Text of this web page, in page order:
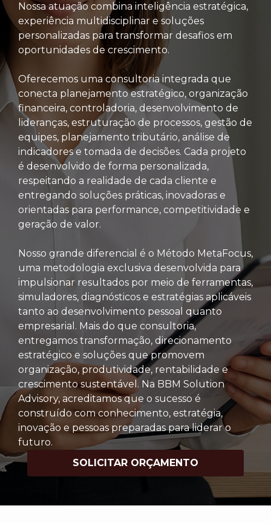
Nossa atuação combina inteligência estratégica,
experiência multidisciplinar e soluções
personalizadas para transformar desafios em
oportunidades de crescimento.
Oferecemos uma consultoria integrada que
conecta planejamento estratégico, organização
financeira, controladoria, desenvolvimento de
lideranças, estruturação de processos, gestão de
equipes, planejamento tributário, análise de
indicadores e tomada de decisões. Cada projeto
é desenvolvido de forma personalizada,
respeitando a realidade de cada cliente e
entregando soluções práticas, inovadoras e
orientadas para performance, competitividade e
geração de valor.
Nosso grande diferencial é o Método MetaFocus,
uma metodologia exclusiva desenvolvida para
impulsionar resultados por meio de ferramentas,
simuladores, diagnósticos e estratégias aplicáveis
tanto ao desenvolvimento pessoal quanto
empresarial. Mais do que consultoria,
entregamos transformação, direcionamento
estratégico e soluções que promovem
organização, produtividade, rentabilidade e
crescimento sustentável. Na BBM Solution
Advisory, acreditamos que o sucesso é
construído com conhecimento, estratégia,
inovação e pessoas preparadas para liderar o
futuro.
SOLICITAR ORÇAMENTO